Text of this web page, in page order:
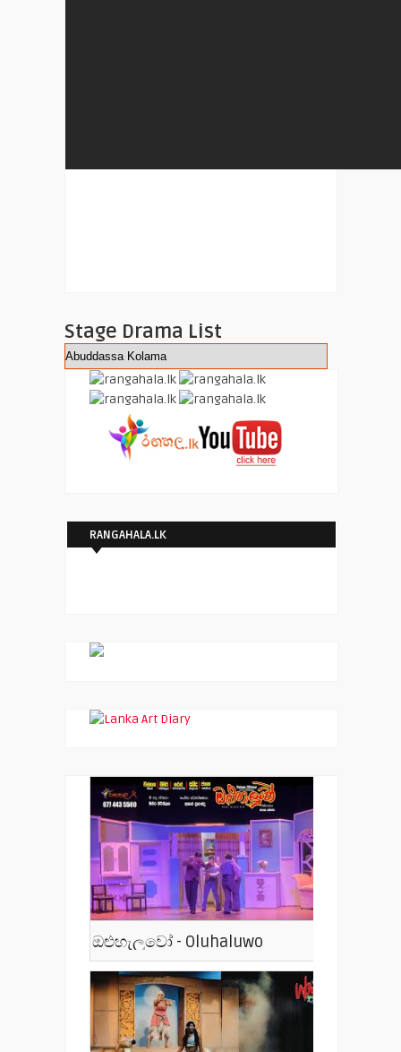
Stage Drama List
RANGAHALA.LK
ඔළුහැලුවෝ - Oluhaluwo